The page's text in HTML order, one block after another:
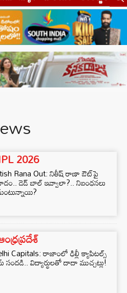
2026
Rana Out: నితీష్ రాణా ఔట్‌పై
డెడ్ బాల్ ఇవ్వాలా?.. నిబంధనలు
Capitals: రాజాంలో ఢిల్లీ క్యాపిటల్స్‌
సందడి.. విద్యార్థులతో దాదా ముచ్చట్లు!